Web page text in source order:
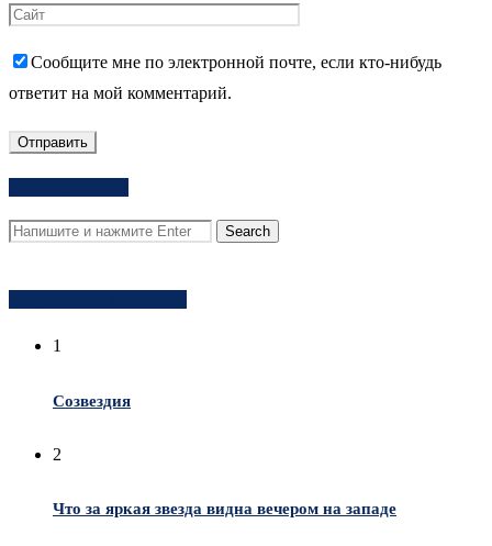
Сообщите мне по электронной почте, если кто-нибудь
ответит на мой комментарий.
1
Созвездия
2
Что за яркая звезда видна вечером на западе